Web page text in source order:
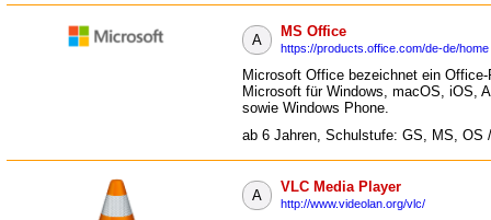
A
MS Office
https://products.office.com/de-de/home
Microsoft Office bezeichnet ein
Microsoft für Windows, macOS, iOS,
sowie Windows Phone.
ab 6 Jahren, Schulstufe: GS, MS, OS
A
VLC Media Player
http://www.videolan.org/vlc/